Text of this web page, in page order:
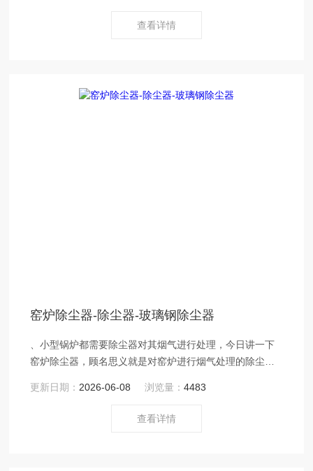
查看详情
窑炉除尘器-除尘器-玻璃钢除尘器
、小型锅炉都需要除尘器对其烟气进行处理，今日讲一下
窑炉除尘器，顾名思义就是对窑炉进行烟气处理的除尘
器）。
更新日期： 2026-06-08 浏览量：4483
查看详情